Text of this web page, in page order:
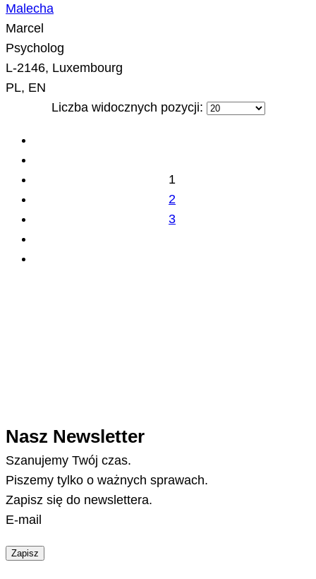
Malecha
Marcel
Psycholog
L-2146, Luxembourg
PL, EN
Liczba widocznych pozycji:
1
2
3
Nasz Newsletter
Szanujemy Twój czas.
Piszemy tylko o ważnych sprawach.
Zapisz się do newslettera.
E-mail
Zapisz